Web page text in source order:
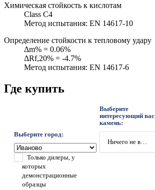
Химическая стойкость к кислотам
Class C4
Метод испытания: EN 14617-10
Определение стойкости к тепловому удару
Δm% = 0.06%
ΔRf,20% = -4.7%
Метод испытания: EN 14617-6
Где купить
Выберите город:
Выберите
интересующий вас
камень:
Ничего не выбрано
Только дилеры, у
которых
демонстрационные
образцы